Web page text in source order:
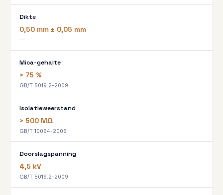
Dikte
0,50 mm ± 0,05 mm
—
Mica-gehalte
> 75 %
GB/T 5019.2-2009
Isolatieweerstand
> 500 MΩ
GB/T 10064-2006
Doorslagspanning
4,5 kV
GB/T 5019.2-2009